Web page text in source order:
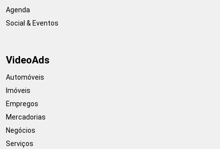
Agenda
Social & Eventos
VideoAds
Automóveis
Imóveis
Empregos
Mercadorias
Negócios
Serviços